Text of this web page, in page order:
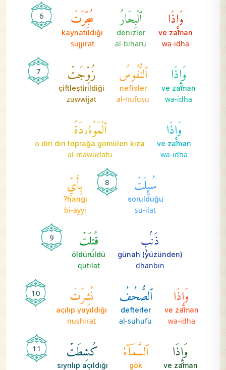
وَإِذَا
ve zaman
wa-idha
ٱلۡبِحَارُ
denizler
al-biharu
سُجِّرَتۡ
kaynatıldığı
sujjirat
6
وَإِذَا
ve zaman
wa-idha
ٱلنُّفُوسُ
nefisler
al-nufusu
زُوِّجَتۡ
çiftleştirildiği
zuwwijat
7
وَإِذَا
ve zaman
wa-idha
ٱلۡمَوۡءُۥدَةُ
o diri diri toprağa gömülen kıza
al-mawudatu
سُئِلَتۡ
sorulduğu
su-ilat
8 بِأَيِّ
hangi?
bi-ayyi
ذَنۢبٖ
günah (yüzünden)
dhanbin
قُتِلَتۡ
öldürüldü
qutilat
9
وَإِذَا
ve zaman
wa-idha
ٱلصُّحُفُ
defterler
al-suhufu
نُشِرَتۡ
açılıp yayıldığı
nushirat
10
وَإِذَا
ve zaman
ٱلسَّمَآءُ
gök
كُشِطَتۡ
sıyrılıp açıldığı
11